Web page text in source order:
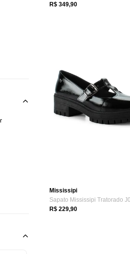
R$ 349,90
Mississipi
R$ 229,90